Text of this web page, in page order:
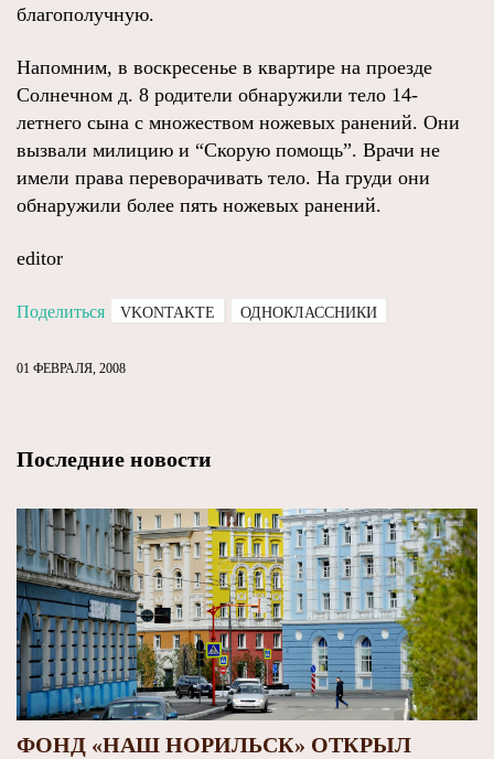
благополучную.
Напомним, в воскресенье в квартире на проезде
Солнечном д. 8 родители обнаружили тело 14-
летнего сына с множеством ножевых ранений. Они
вызвали милицию и “Скорую помощь”. Врачи не
имели права переворачивать тело. На груди они
обнаружили более пять ножевых ранений.
editor
Поделиться VKONTAKTE ОДНОКЛАССНИКИ
01 ФЕВРАЛЯ, 2008
Последние новости
ФОНД «НАШ НОРИЛЬСК» ОТКРЫЛ